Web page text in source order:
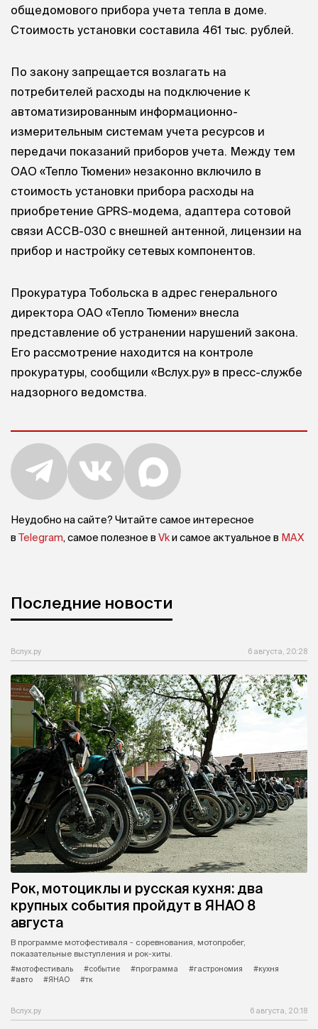
общедомового прибора учета тепла в доме.
Стоимость установки составила 461 тыс. рублей.
По закону запрещается возлагать на
потребителей расходы на подключение к
автоматизированным информационно-
измерительным системам учета ресурсов и
передачи показаний приборов учета. Между тем
ОАО «Тепло Тюмени» незаконно включило в
стоимость установки прибора расходы на
приобретение GPRS-модема, адаптера сотовой
связи АССВ-030 с внешней антенной, лицензии на
прибор и настройку сетевых компонентов.
Прокуратура Тобольска в адрес генерального
директора ОАО «Тепло Тюмени» внесла
представление об устранении нарушений закона.
Его рассмотрение находится на контроле
прокуратуры, сообщили «Вслух.ру» в пресс-службе
надзорного ведомства.
Неудобно на сайте? Читайте самое интересное
в Telegram, самое полезное в Vkи самое актуальное в MAX
Последние новости
Вслух.ру 6 августа, 20:28
Рок, мотоциклы и русская кухня: два
крупных события пройдут в ЯНАО 8
августа
В программе мотофестиваля - соревнования, мотопробег,
показательные выступления и рок-хиты.
#мотофестиваль
#событие #программа #гастрономия
#кухня
#авто
#ЯНАО #тк
Вслух.ру 6 августа, 20:18